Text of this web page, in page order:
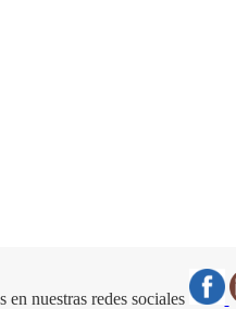
en nuestras redes sociales